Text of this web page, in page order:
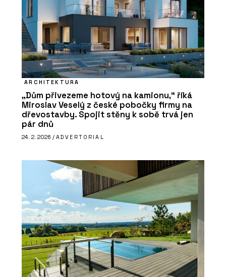
ARCHITEKTURA
„Dům přivezeme hotový na kamionu,“ říká
Miroslav Veselý z české pobočky firmy na
dřevostavby. Spojit stěny k sobě trvá jen
pár dnů
24. 2. 2026 / ADVERTORIAL